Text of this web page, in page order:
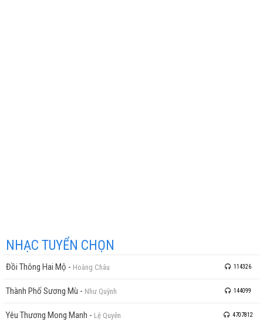
NHẠC TUYỂN CHỌN
Đồi Thông Hai Mộ - Hoàng Châu 114326
Thành Phố Sương Mù - Như Quỳnh 144099
Yêu Thương Mong Manh - Lệ Quyên 4707812